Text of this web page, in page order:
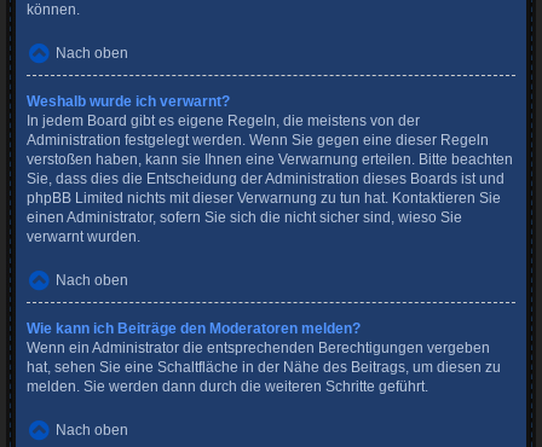
können.
Nach oben
Weshalb wurde ich verwarnt?
In jedem Board gibt es eigene Regeln, die meistens von der
Administration festgelegt werden. Wenn Sie gegen eine dieser Regeln
verstoßen haben, kann sie Ihnen eine Verwarnung erteilen. Bitte beachten
Sie, dass dies die Entscheidung der Administration dieses Boards ist und
phpBB Limited nichts mit dieser Verwarnung zu tun hat. Kontaktieren Sie
einen Administrator, sofern Sie sich die nicht sicher sind, wieso Sie
verwarnt wurden.
Nach oben
Wie kann ich Beiträge den Moderatoren melden?
Wenn ein Administrator die entsprechenden Berechtigungen vergeben
hat, sehen Sie eine Schaltfläche in der Nähe des Beitrags, um diesen zu
melden. Sie werden dann durch die weiteren Schritte geführt.
Nach oben